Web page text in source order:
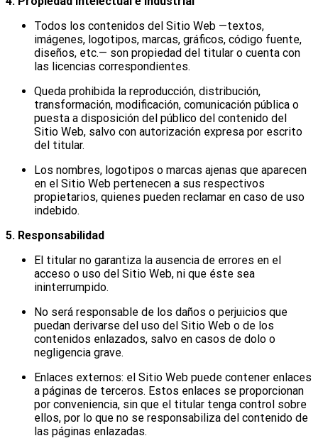
Todos los contenidos del Sitio Web —textos,
imágenes, logotipos, marcas, gráficos, código fuente,
diseños, etc.— son propiedad del titular o cuenta con
las licencias correspondientes.
Queda prohibida la reproducción, distribución,
transformación, modificación, comunicación pública o
puesta a disposición del público del contenido del
Sitio Web, salvo con autorización expresa por escrito
del titular.
Los nombres, logotipos o marcas ajenas que aparecen
en el Sitio Web pertenecen a sus respectivos
propietarios, quienes pueden reclamar en caso de uso
indebido.
5. Responsabilidad
El titular no garantiza la ausencia de errores en el
acceso o uso del Sitio Web, ni que éste sea
ininterrumpido.
No será responsable de los daños o perjuicios que
puedan derivarse del uso del Sitio Web o de los
contenidos enlazados, salvo en casos de dolo o
negligencia grave.
Enlaces externos: el Sitio Web puede contener enlaces
a páginas de terceros. Estos enlaces se proporcionan
por conveniencia, sin que el titular tenga control sobre
ellos, por lo que no se responsabiliza del contenido de
las páginas enlazadas.